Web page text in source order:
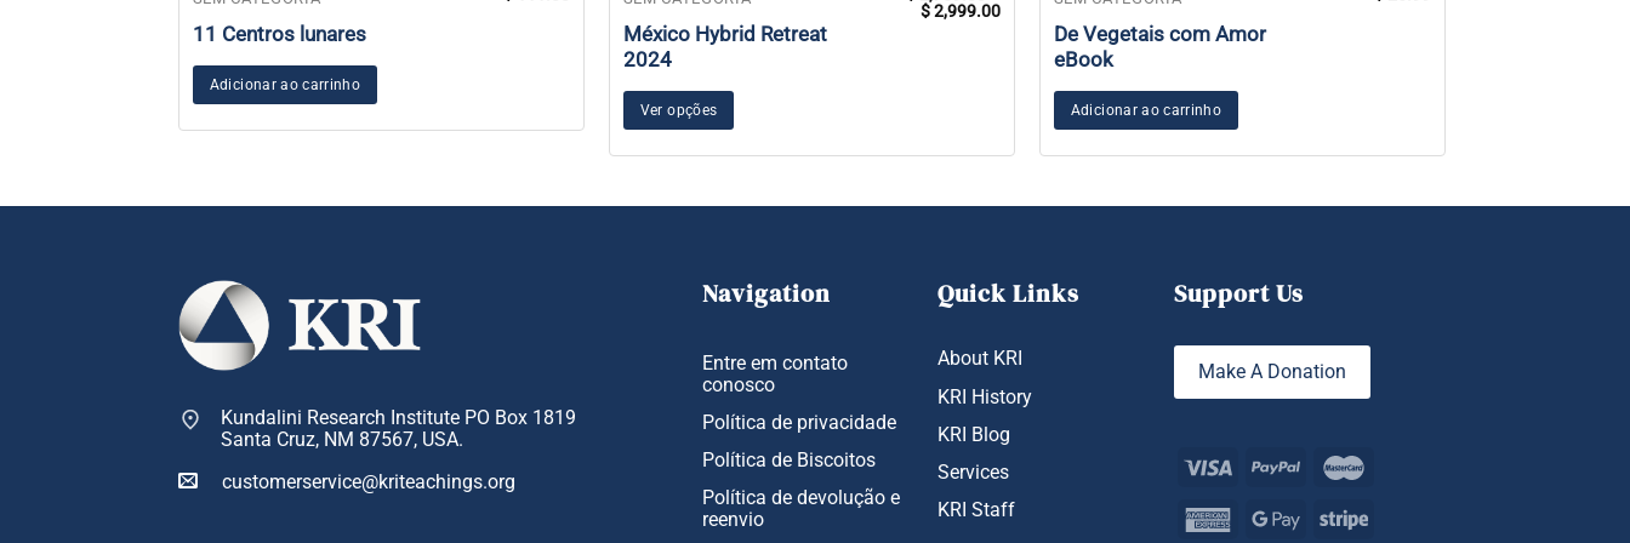
11 Centros lunares
Adicionar ao carrinho
México Hybrid Retreat
2024
$2,999.00Faixa
$ 2,759.00
$ 2,999.00
Ver opções
produto
tem
variantes.
De Vegetais com Amor
eBook
Adicionar ao carrinho
Kundalini Research Institute PO Box 1819
Santa Cruz, NM 87567, USA.
customerservice@kriteachings.org
Navigation
Entre em contato
conosco
Política de privacidade
Política de Biscoitos
Política de devolução e
reenvio
Quick Links
About KRI
KRI History
KRI Blog
Services
KRI Staff
Support Us
Make A Donation